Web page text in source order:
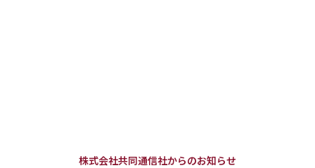
株式会社共同通信社からのお知らせ